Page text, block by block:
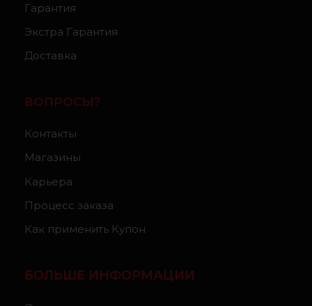
Гарантия
Экстра Гарантия
Доставка
ВОПРОСЫ?
Контакты
Магазины
Карьера
Процесс заказа
Как применить Купон
БОЛЬШЕ ИНФОРМАЦИИ